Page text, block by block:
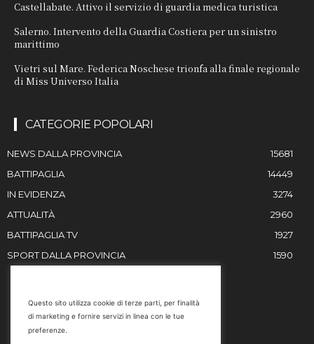
Castellabate. Attivo il servizio di guardia medica turistica
Salerno. Intervento della Guardia Costiera per un sinistro
marittimo
Vietri sul Mare. Federica Noschese trionfa alla finale regionale
di Miss Universo Italia
CATEGORIE POPOLARI
NEWS DALLA PROVINCIA
15681
BATTIPAGLIA
14449
IN EVIDENZA
3274
ATTUALITÀ
2960
BATTIPAGLIA TV
1927
SPORT DALLA PROVINCIA
1590
Email
Questo sito utilizza cookie di terze parti, per finalità
di marketing e fornire servizi in linea con le tue
preferenze.